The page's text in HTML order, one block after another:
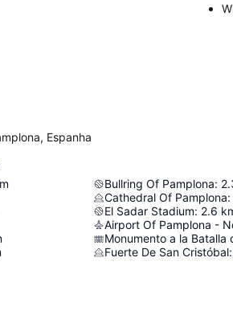
Espanha
Bullring Of Pamplona:
Cathedral Of Pamplona:
El Sadar Stadium: 2.6
Airport Of Pamplona -
Monumento a la Batalla
Fuerte De San Cristóbal: